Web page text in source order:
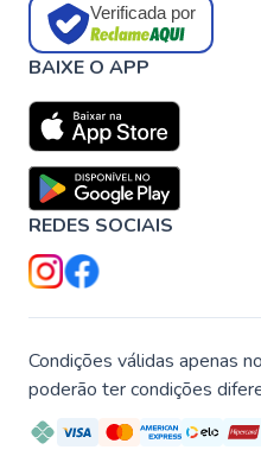
Verificada por
BAIXE O APP
REDES SOCIAIS
Condições válidas apenas
poderão ter condições